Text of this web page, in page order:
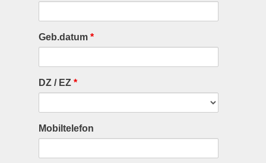
Geb.datum *
DZ / EZ *
Mobiltelefon